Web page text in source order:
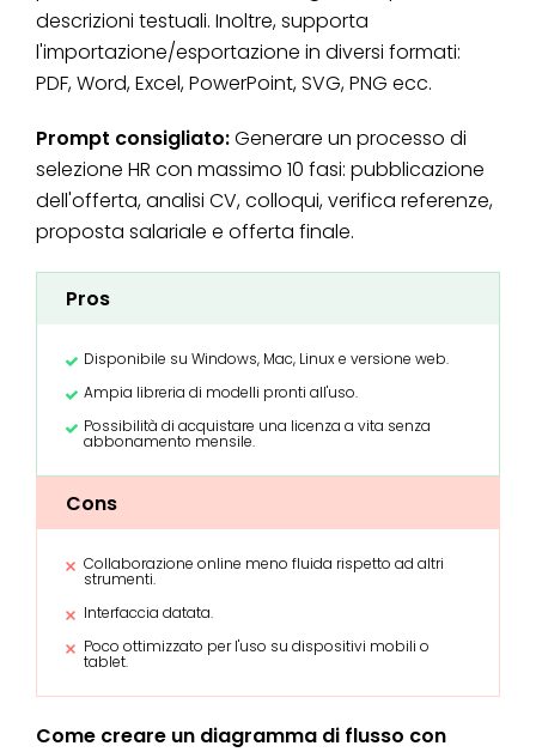
descrizioni testuali. Inoltre, supporta
l'importazione/esportazione in diversi formati:
PDF, Word, Excel, PowerPoint, SVG, PNG ecc.
Prompt consigliato:Generare un processo di
selezione HR con massimo 10 fasi: pubblicazione
dell'offerta, analisi CV, colloqui, verifica referenze,
proposta salariale e offerta finale.
Pros
Disponibile su Windows, Mac, Linux e versione web.
Ampia libreria di modelli pronti all'uso.
Possibilità di acquistare una licenza a vita senza
abbonamento mensile.
Cons
Collaborazione online meno fluida rispetto ad altri
strumenti.
Interfaccia datata.
Poco ottimizzato per l'uso su dispositivi mobili o
tablet.
Come creare un diagramma di flusso con